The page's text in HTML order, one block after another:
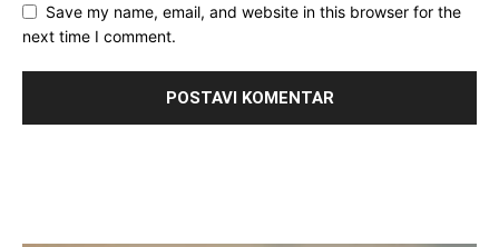
Save my name, email, and website in this browser for the
next time I comment.